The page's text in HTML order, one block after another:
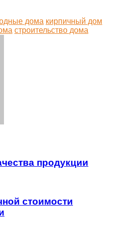
дома кирпичный дом
строительство дома
продукции
стоимости